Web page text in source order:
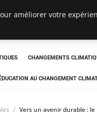
CHANGEMENTS
AU CHANGEMENT
Vers un avenir durable :
améliorer votre